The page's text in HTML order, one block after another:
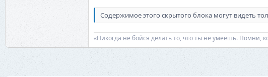
Содержимое этого скрытого блока могут видеть
«Никогда не бойся делать то, что ты не умеешь. Помни,